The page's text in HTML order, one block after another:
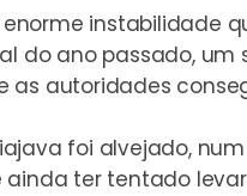
instabilidade
do ano passado,
as autoridades
foi alvejado,
ainda ter tentado